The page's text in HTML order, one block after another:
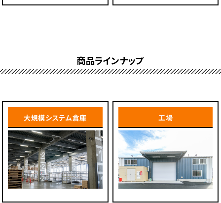
商品ラインナップ
大規模システム倉庫 工場